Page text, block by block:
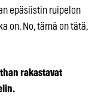
epäsiistin ruipelon
on. No, tämä on tätä,
rakastavat